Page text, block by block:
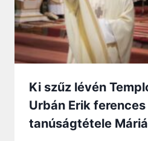
Ki szűz lévén
Urbán Erik
tanúságtétele